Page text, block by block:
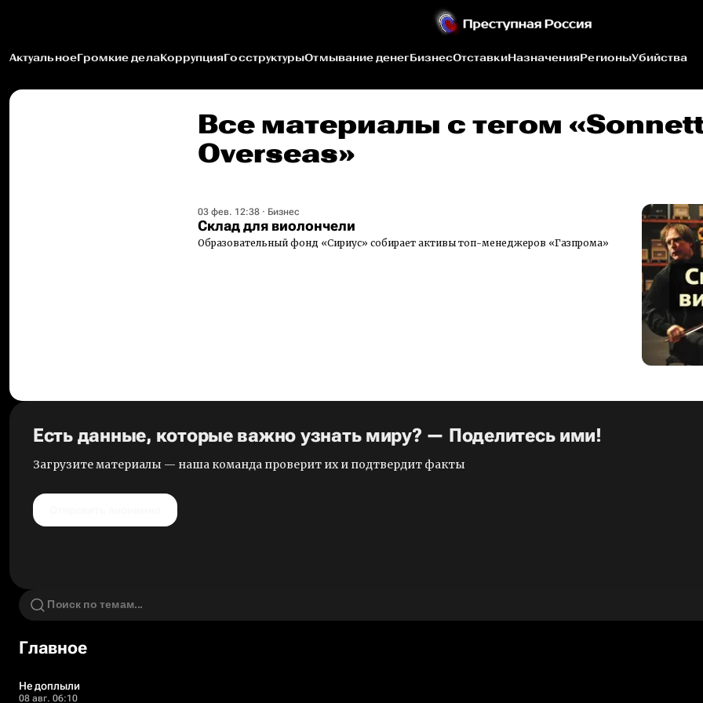
АктуальноеГромкие делаКоррупцияГосструктурыОтмывание денегБизнесОтставкиНазначенияРегионыУбийства
Все материалы c тегом
Overseas»
03 фев. 12:38 · Бизнес
Склад для виолончели
Образовательный фонд «Сириус» собирает активы топ-менеджеров «Газпрома»
Есть данные, которые важно узнать миру? — Поделитесь ими!
Загрузите материалы — наша команда проверит их и подтвердит факты
Главное
Не доплыли
08 авг. 06:10